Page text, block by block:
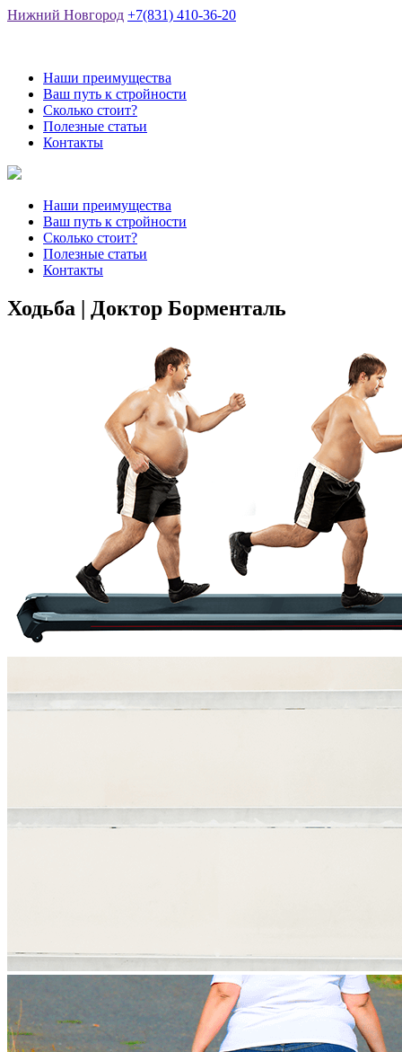
Нижний Новгород +7(831) 410-36-20
Наши преимущества
Ваш путь к стройности
Сколько стоит?
Полезные статьи
Контакты
Наши преимущества
Ваш путь к стройности
Сколько стоит?
Полезные статьи
Контакты
Ходьба | Доктор Борменталь